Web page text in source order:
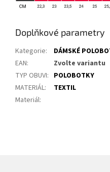
Doplňkové parametry
Kategorie:
DÁMSKÉ
EAN:
Zvolte variantu
TYP OBUVI: POLOBOTKY
MATERIÁL:
TEXTIL
Materiál: